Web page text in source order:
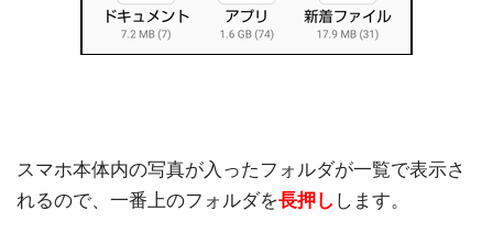
スマホ本体内の写真が入ったフォルダが一覧で表示さ
れるので、一番上のフォルダを長押し します。